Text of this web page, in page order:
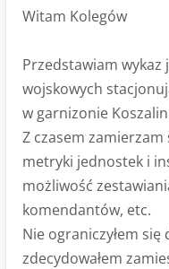
Witam Kolegów
Przedstawiam
wojskowych
w garnizonie
Z czasem zamierzam
metryki jednostek i
możliwość
komendantów, etc.
Nie ograniczyłem
zdecydowałem